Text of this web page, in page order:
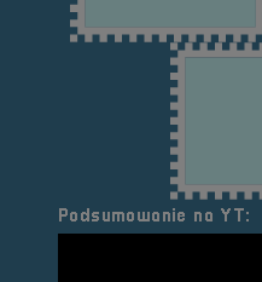
Podsumowanie na YT: